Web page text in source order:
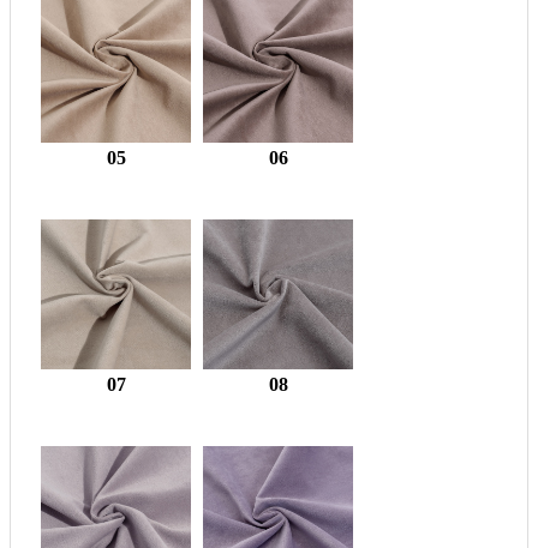
05 06
07 08